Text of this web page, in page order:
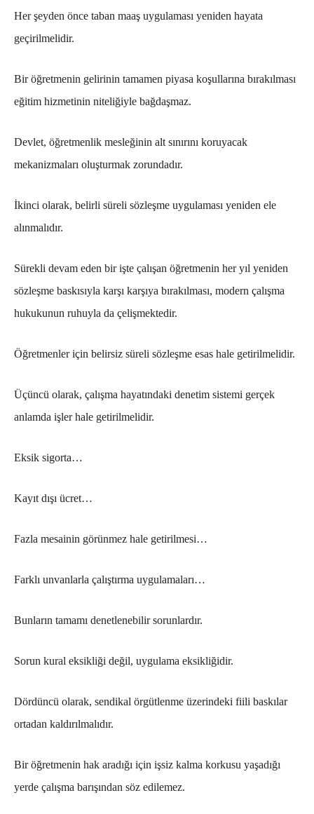
Her şeyden önce taban maaş uygulaması yeniden hayata
geçirilmelidir.
Bir öğretmenin gelirinin tamamen piyasa koşullarına bırakılması
eğitim hizmetinin niteliğiyle bağdaşmaz.
Devlet, öğretmenlik mesleğinin alt sınırını koruyacak
mekanizmaları oluşturmak zorundadır.
İkinci olarak, belirli süreli sözleşme uygulaması yeniden ele
alınmalıdır.
Sürekli devam eden bir işte çalışan öğretmenin her yıl yeniden
sözleşme baskısıyla karşı karşıya bırakılması, modern çalışma
hukukunun ruhuyla da çelişmektedir.
Öğretmenler için belirsiz süreli sözleşme esas hale getirilmelidir.
Üçüncü olarak, çalışma hayatındaki denetim sistemi gerçek
anlamda işler hale getirilmelidir.
Eksik sigorta…
Kayıt dışı ücret…
Fazla mesainin görünmez hale getirilmesi…
Farklı unvanlarla çalıştırma uygulamaları…
Bunların tamamı denetlenebilir sorunlardır.
Sorun kural eksikliği değil, uygulama eksikliğidir.
Dördüncü olarak, sendikal örgütlenme üzerindeki fiili baskılar
ortadan kaldırılmalıdır.
Bir öğretmenin hak aradığı için işsiz kalma korkusu yaşadığı
yerde çalışma barışından söz edilemez.